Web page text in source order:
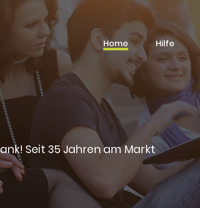
Home Hilfe
Seit 35 Jahren am Markt